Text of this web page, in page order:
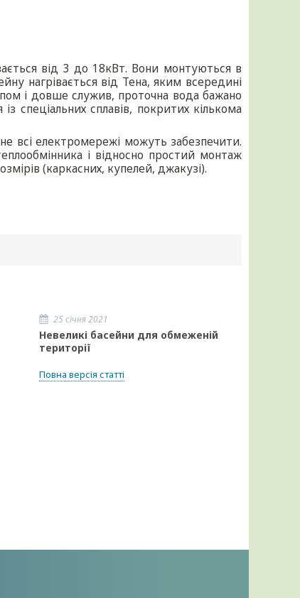
від 3 до 18кВт. Вони монтуються в
нагрівається від Тена, яким всередині
і довше служив, проточна вода бажано
спеціальних сплавів, покритих кількома
всі електромережі можуть забезпечити.
і відносно простий монтаж
(каркасних, купелей, джакузі).
25 січня 2021
Невеликі басейни для обмеженій
території
Повна версія статті